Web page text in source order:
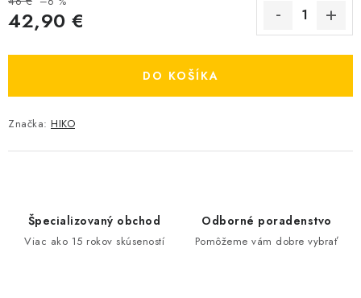
42,90 €
DO KOŠÍKA
Značka: HIKO
Špecializovaný obchod
Viac ako 15 rokov skúseností
Odborné poradenstvo
Pomôžeme vám dobre vybrať